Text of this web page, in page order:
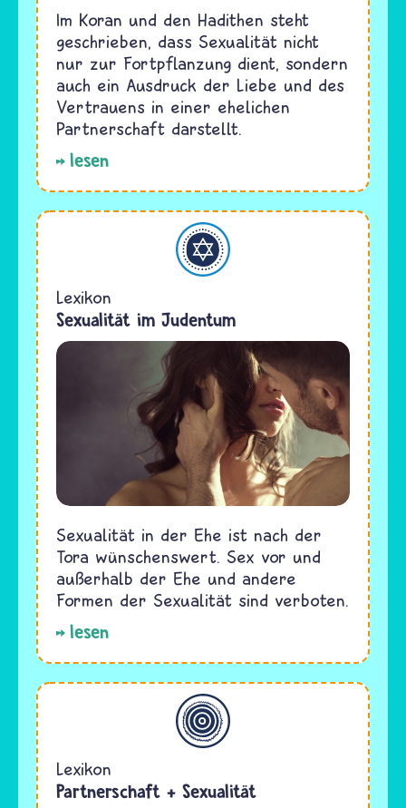
Im Koran und den Hadithen steht
geschrieben, dass Sexualität nicht
nur zur Fortpflanzung dient, sondern
auch ein Ausdruck der Liebe und des
Vertrauens in einer ehelichen
Partnerschaft darstellt.
lesen
Judentum
Lexikon
Sexualität im Judentum
Sexualität in der Ehe ist nach der
Tora wünschenswert. Sex vor und
außerhalb der Ehe und andere
Formen der Sexualität sind verboten.
lesen
Allgemein
Lexikon
Partnerschaft + Sexualität